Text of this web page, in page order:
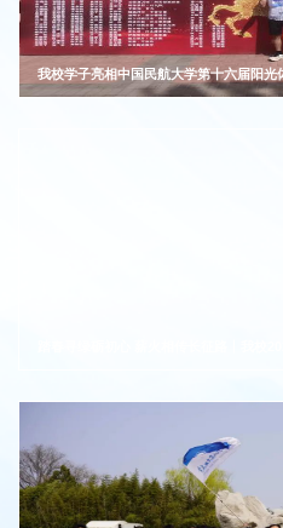
我校学子亮相中国民航大学第十六届阳光